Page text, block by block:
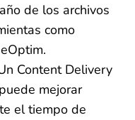
de los archivos
como
Content Delivery
mejorar
el tiempo de